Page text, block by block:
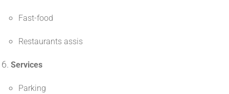
Fast-food
Restaurants assis
Services
Parking